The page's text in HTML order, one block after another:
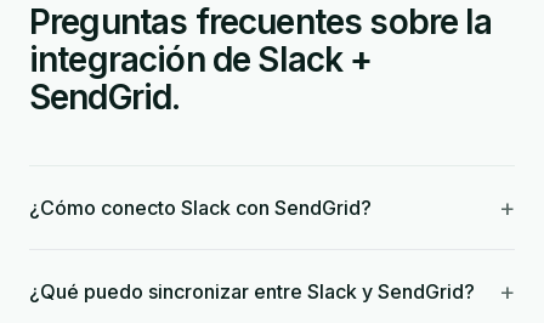
Preguntas frecuentes sobre la
integración de Slack +
SendGrid.
¿Cómo conecto Slack con SendGrid? +
¿Qué puedo sincronizar entre Slack y SendGrid? +